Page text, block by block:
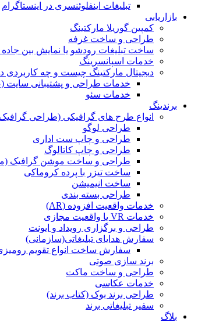
تبلیغات اینفلوئنسری در اینستاگرام
بازاریابی
کمپین گوریلا مارکتینگ
طراحی و ساخت غرفه
ساخت تبلیغات رودشو یا نمایش بین
خدمات اسپانسرینگ
دیجیتال مارکتینگ چیست و چه کاربردی
خدمات طراحی و پشتیبانی
خدمات سئو
برندینگ
انواع طرح های گرافیکی (طراحی
طراحی لوگو
طراحی و چاپ ست اداری
طراحی و چاپ کاتالوگ
طراحی و ساخت موشن گرافیک
ساخت تیزر با پرده کروماکی
ساخت انیمیشن
طراحی بسته بندی
خدمات واقعیت افزوده (AR)
خدمات VR یا واقعیت مجازی
طراحی و برگزاری رویداد و ایونت
سفارش هدایای تبلیغاتی(سازمانی)
سفارش ساخت انواع تقویم رومیزی
برند سازی صوتی
طراحی و ساخت ماکت
خدمات عکاسی
طراحی برند بوک (کتاب برند)
سفیر تبلیغاتی برند
بلاگ